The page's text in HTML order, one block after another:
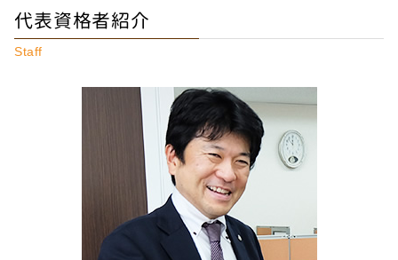
受遺者 とは
遺留分 わかりやすく
不動産 持分 とは
配偶者居住権 とは
代償分割とは わかりやすく
配偶者居住権 評価
相続税 申告 必要書類
土地 売却 税金 特別 控除
営業利益 とは
確定申告 とは
延滞税 計算
不動産相続 東京都 税理士
相続税 多摩市 相談
相続税 神奈川県 税理士
税務相談 国立市 相談
相続税 国立市 相談
税務相談 府中市 相談
不動産相続 調布市 税理士
不動産相続 埼玉県 相談
不動産相続 国立市 税理士
相続税 東京都 相談
代表資格者紹介
Staff